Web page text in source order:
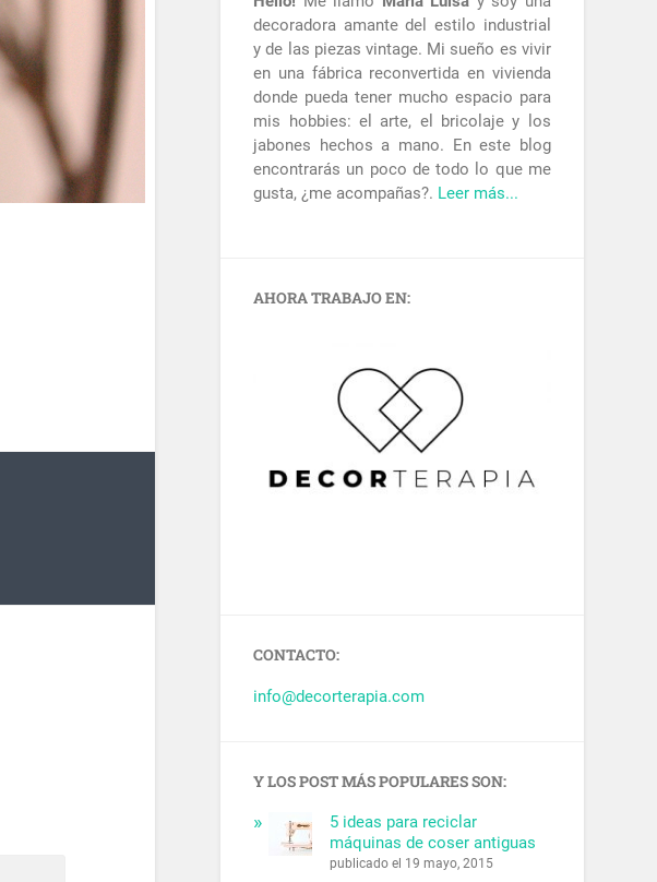
decoradora amante del estilo industrial
y de las piezas vintage. Mi sueño es vivir
en una fábrica reconvertida en vivienda
donde pueda tener mucho espacio para
mis hobbies: el arte, el bricolaje y los
jabones hechos a mano. En este blog
encontrarás un poco de todo lo que me
gusta, ¿me acompañas?. Leer más...
AHORA TRABAJO EN:
CONTACTO:
info@decorterapia.com
Y LOS POST MÁS POPULARES SON:
5 ideas para reciclar
máquinas de coser antiguas
publicado el 19 mayo, 2015